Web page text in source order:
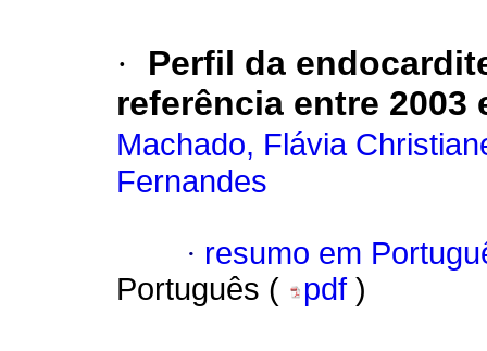
·
Perfil da
referência entre 2003
Machado, Flávia
Fernandes
· resumo em
Português (
pdf )